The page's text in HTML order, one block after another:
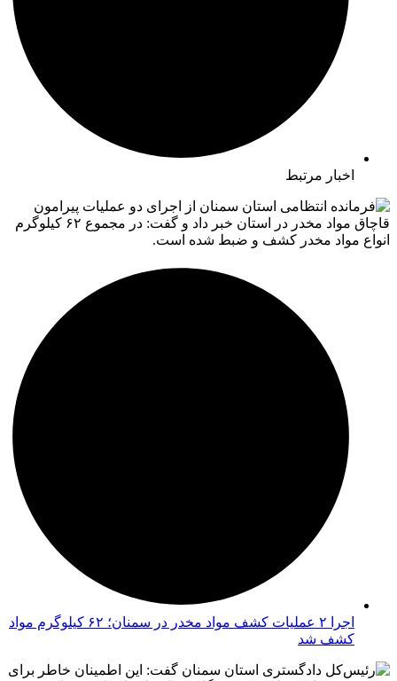
اخبار مرتبط
اجرا ۲ عملیات کشف مواد مخدر در سمنان؛ ۶۲ کیلوگرم مواد
کشف شد